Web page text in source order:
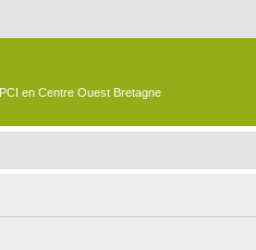
en Centre Ouest Bretagne